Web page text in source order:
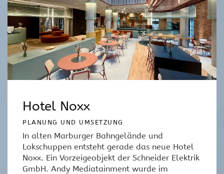
Hotel Noxx
PLANUNG UND UMSETZUNG
In alten Marburger Bahngelände und
Lokschuppen entsteht gerade das neue Hotel
Noxx. Ein Vorzeigeobjekt der Schneider Elektrik
GmbH. Andy Mediatainment wurde im